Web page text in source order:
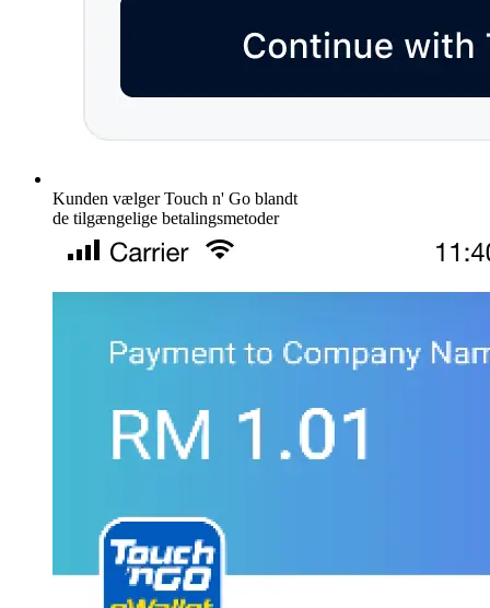
Kunden vælger Touch n' Go blandt
de tilgængelige betalingsmetoder